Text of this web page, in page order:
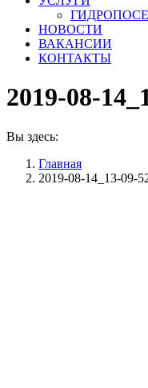
НОВОСТИ
ВАКАНСИИ
КОНТАКТЫ
2019-08-
Вы здесь:
Главная
2019-08-14_13-09-